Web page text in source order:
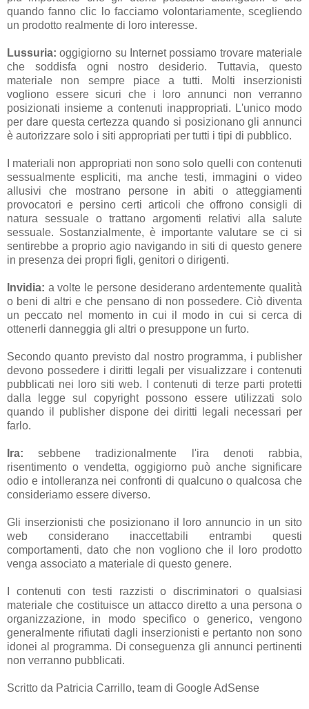
quando fanno clic lo facciamo volontariamente, scegliendo
un prodotto realmente di loro interesse.
Lussuria: oggigiorno su Internet possiamo trovare materiale
che soddisfa ogni nostro desiderio. Tuttavia, questo
materiale non sempre piace a tutti. Molti inserzionisti
vogliono essere sicuri che i loro annunci non verranno
posizionati insieme a contenuti inappropriati. L'unico modo
per dare questa certezza quando si posizionano gli annunci
è autorizzare solo i siti appropriati per tutti i tipi di pubblico.
I materiali non appropriati non sono solo quelli con contenuti
sessualmente espliciti, ma anche testi, immagini o video
allusivi che mostrano persone in abiti o atteggiamenti
provocatori e persino certi articoli che offrono consigli di
natura sessuale o trattano argomenti relativi alla salute
sessuale. Sostanzialmente, è importante valutare se ci si
sentirebbe a proprio agio navigando in siti di questo genere
in presenza dei propri figli, genitori o dirigenti.
Invidia: a volte le persone desiderano ardentemente qualità
o beni di altri e che pensano di non possedere. Ciò diventa
un peccato nel momento in cui il modo in cui si cerca di
ottenerli danneggia gli altri o presuppone un furto.
Secondo quanto previsto dal nostro programma, i publisher
devono possedere i diritti legali per visualizzare i contenuti
pubblicati nei loro siti web. I contenuti di terze parti protetti
dalla legge sul copyright possono essere utilizzati solo
quando il publisher dispone dei diritti legali necessari per
farlo.
Ira: sebbene tradizionalmente l'ira denoti rabbia,
risentimento o vendetta, oggigiorno può anche significare
odio e intolleranza nei confronti di qualcuno o qualcosa che
consideriamo essere diverso.
Gli inserzionisti che posizionano il loro annuncio in un sito
web considerano inaccettabili entrambi questi
comportamenti, dato che non vogliono che il loro prodotto
venga associato a materiale di questo genere.
I contenuti con testi razzisti o discriminatori o qualsiasi
materiale che costituisce un attacco diretto a una persona o
organizzazione, in modo specifico o generico, vengono
generalmente rifiutati dagli inserzionisti e pertanto non sono
idonei al programma. Di conseguenza gli annunci pertinenti
non verranno pubblicati.
Scritto da Patricia Carrillo, team di Google AdSense